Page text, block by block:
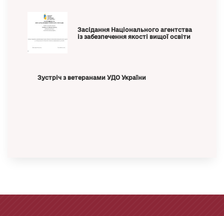
Засідання Національного агентства
із забезпечення якості вищої освіти
Зустріч з ветеранами УДО України